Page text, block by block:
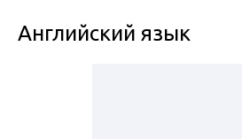
Английский язык